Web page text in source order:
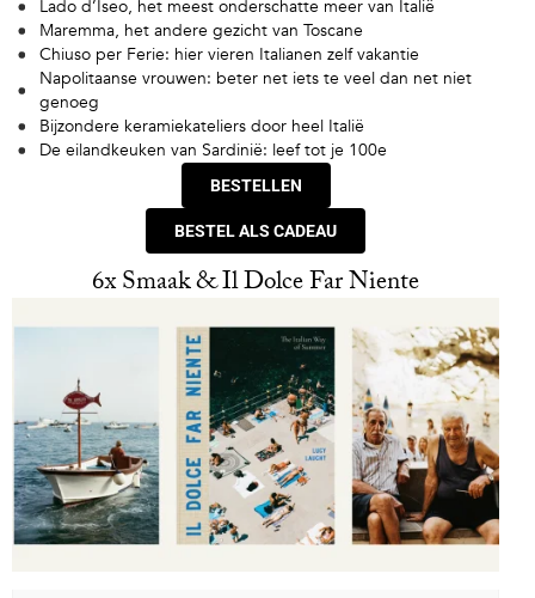
Lado d’Iseo, het meest onderschatte meer van Italië
Maremma, het andere gezicht van Toscane
Chiuso per Ferie: hier vieren Italianen zelf vakantie
Napolitaanse vrouwen: beter net iets te veel dan net niet
genoeg
Bijzondere keramiekateliers door heel Italië
De eilandkeuken van Sardinië: leef tot je 100e
BESTELLEN
BESTEL ALS CADEAU
6x Smaak & Il Dolce Far Niente